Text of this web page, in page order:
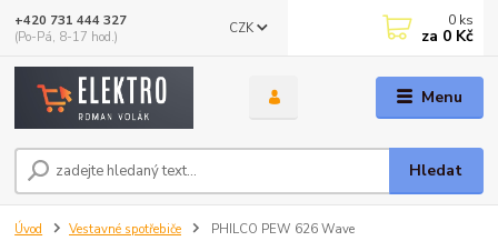
Menu
CZK
Hledat
+420 731 444 327
(Po-Pá, 8-17 hod.)
0 ks
za 0 Kč
Úvod Vestavné spotřebiče PHILCO PEW 626 Wave